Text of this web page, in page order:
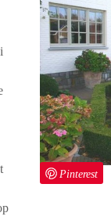
Pinterest